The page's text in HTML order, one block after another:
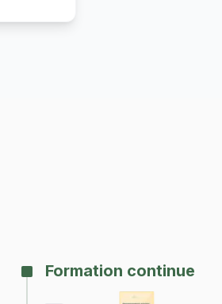
Formation continue